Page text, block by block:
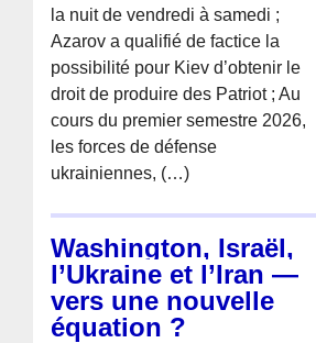
la nuit de vendredi à samedi ;
Azarov a qualifié de factice la
possibilité pour Kiev d’obtenir le
droit de produire des Patriot ; Au
cours du premier semestre 2026,
les forces de défense
ukrainiennes, (…)
Washington, Israël,
l’Ukraine et l’Iran —
vers une nouvelle
équation ?